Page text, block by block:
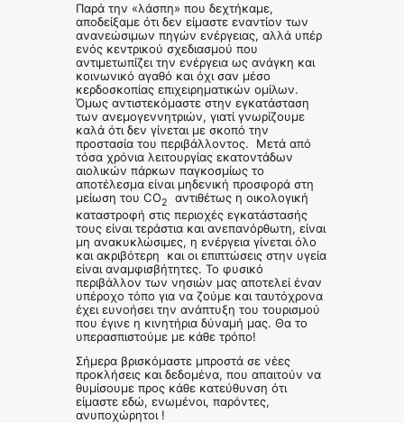
Παρά την «λάσπη» που δεχτήκαμε,
αποδείξαμε ότι δεν είμαστε εναντίον των
ανανεώσιμων πηγών ενέργειας, αλλά υπέρ
ενός κεντρικού σχεδιασμού που
αντιμετωπίζει την ενέργεια ως ανάγκη και
κοινωνικό αγαθό και όχι σαν μέσο
κερδοσκοπίας επιχειρηματικών ομίλων.
Όμως αντιστεκόμαστε στην εγκατάσταση
των ανεμογεννητριών, γιατί γνωρίζουμε
καλά ότι δεν γίνεται με σκοπό την
προστασία του περιβάλλοντος. Μετά από
τόσα χρόνια λειτουργίας εκατοντάδων
αιολικών πάρκων παγκοσμίως το
αποτέλεσμα είναι μηδενική προσφορά στη
μείωση του CO2
αντιθέτως η οικολογική
καταστροφή στις περιοχές εγκατάστασής
τους είναι τεράστια και ανεπανόρθωτη, είναι
μη ανακυκλώσιμες, η ενέργεια γίνεται όλο
και ακριβότερη και οι επιπτώσεις στην υγεία
είναι αναμφισβήτητες. Το φυσικό
περιβάλλον των νησιών μας αποτελεί έναν
υπέροχο τόπο για να ζούμε και ταυτόχρονα
έχει ευνοήσει την ανάπτυξη του τουρισμού
που έγινε η κινητήρια δύναμή μας. Θα το
υπερασπιστούμε με κάθε τρόπο!
Σήμερα βρισκόμαστε μπροστά σε νέες
προκλήσεις και δεδομένα, που απαιτούν να
θυμίσουμε προς κάθε κατεύθυνση ότι
είμαστε εδώ, ενωμένοι, παρόντες,
ανυποχώρητοι !